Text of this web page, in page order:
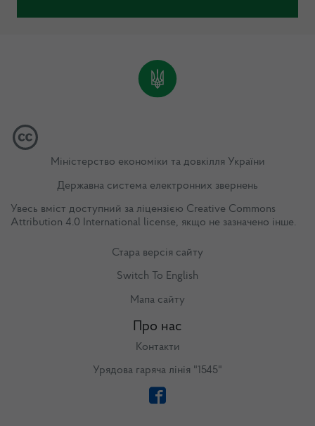
Міністерство економіки та довкілля України
Державна система електронних звернень
Увесь вміст доступний за ліцензією Creative Commons
Attribution 4.0 International license, якщо не зазначено інше.
Стара версія сайту
Switch To English
Мапа сайту
Про нас
Контакти
Урядова гаряча лінія "1545"